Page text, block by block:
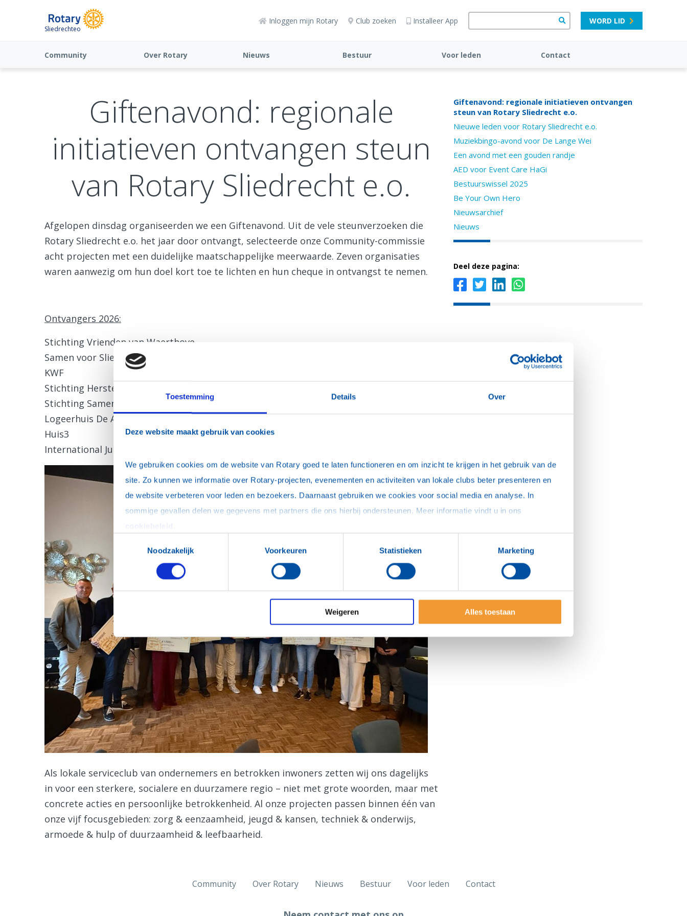
Toestemming Details Over
Deze website maakt gebruik van cookies
We gebruiken cookies om de website van Rotary goed te laten functioneren en om inzicht te krijgen in het gebruik van de
site. Zo kunnen we informatie over Rotary-projecten, evenementen en activiteiten van lokale clubs beter presenteren en
de website verbeteren voor leden en bezoekers. Daarnaast gebruiken we cookies voor social media en analyse. In
Noodzakelijk
Voorkeuren Statistieken Marketing
Weigeren Alles toestaan
Sliedrechteo
Inloggen mijn Rotary Club zoeken Installeer App WORD LID
Community Over Rotary Nieuws Bestuur Voor leden Contact
Giftenavond: regionale
initiatieven ontvangen steun
van Rotary Sliedrecht e.o.
Afgelopen dinsdag organiseerden we een Giftenavond. Uit de vele steunverzoeken die
Rotary Sliedrecht e.o. het jaar door ontvangt, selecteerde onze Community-commissie
acht projecten met een duidelijke maatschappelijke meerwaarde. Zeven organisaties
waren aanwezig om hun doel kort toe te lichten en hun cheque in ontvangst te nemen.
Ontvangers 2026:
Stichting Vrienden van Waerthove
Samen voor Sliedrecht
KWF
Stichting Herstelhuis Elim
Stichting Samen op pad HaGi
Logeerhuis De Ark
Huis3
International Justice Mission
Als lokale serviceclub van ondernemers en betrokken inwoners zetten wij ons dagelijks
in voor een sterkere, socialere en duurzamere regio – niet met grote woorden, maar met
concrete acties en persoonlijke betrokkenheid. Al onze projecten passen binnen één van
onze vijf focusgebieden: zorg & eenzaamheid, jeugd & kansen, techniek & onderwijs,
armoede & hulp of duurzaamheid & leefbaarheid.
Giftenavond: regionale initiatieven ontvangen
steun van Rotary Sliedrecht e.o.
Nieuwe leden voor Rotary Sliedrecht e.o.
Muziekbingo-avond voor De Lange Wei
Een avond met een gouden randje
AED voor Event Care HaGi
Bestuurswissel 2025
Be Your Own Hero
Nieuwsarchief
Nieuws
Deel deze pagina:
Community Over Rotary Nieuws Bestuur Voor leden Contact